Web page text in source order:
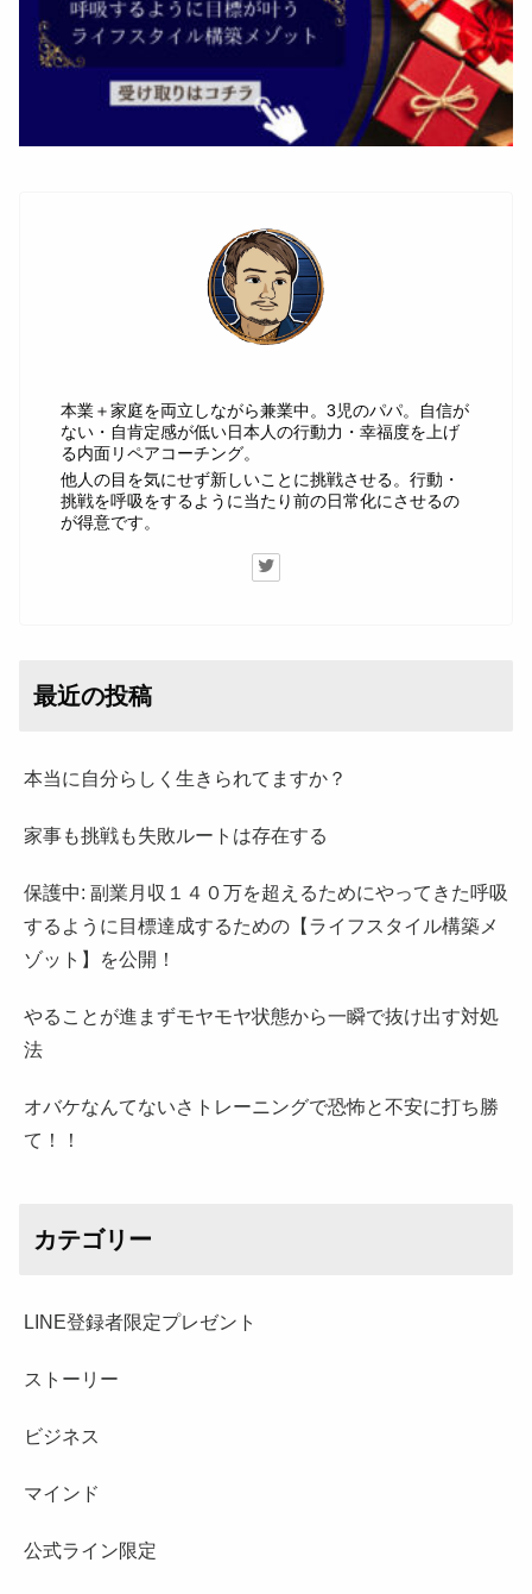
本業＋家庭を両立しながら兼業中。3児のパパ。自信が
ない・自肯定感が低い日本人の行動力・幸福度を上げ
る内面リペアコーチング。
他人の目を気にせず新しいことに挑戦させる。行動・
挑戦を呼吸をするように当たり前の日常化にさせるの
が得意です。
最近の投稿
本当に自分らしく生きられてますか？
家事も挑戦も失敗ルートは存在する
保護中: 副業月収１４０万を超えるためにやってきた呼吸
するように目標達成するための【ライフスタイル構築メ
ゾット】を公開！
やることが進まずモヤモヤ状態から一瞬で抜け出す対処
法
オバケなんてないさトレーニングで恐怖と不安に打ち勝
て！！
カテゴリー
LINE登録者限定プレゼント
ストーリー
ビジネス
マインド
公式ライン限定